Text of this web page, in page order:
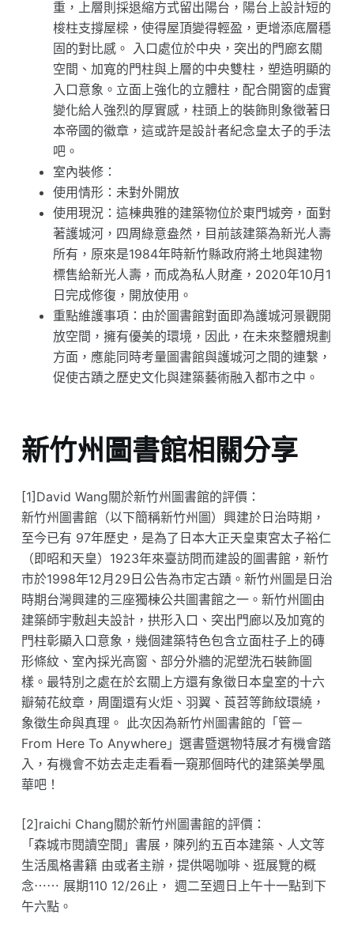
重，上層則採退縮方式留出陽台，陽台上設計短的
梭柱支撐屋樑，使得屋頂變得輕盈，更增添底層穩
固的對比感。 入口處位於中央，突出的門廊玄關
空間、加寬的門柱與上層的中央雙柱，塑造明顯的
入口意象。立面上強化的立體柱，配合開窗的虛實
變化給人強烈的厚實感，柱頭上的裝飾則象徵著日
本帝國的徽章，這或許是設計者紀念皇太子的手法
吧。
室內裝修：
使用情形：未對外開放
使用現況：這棟典雅的建築物位於東門城旁，面對
著護城河，四周綠意盎然，目前該建築為新光人壽
所有，原來是1984年時新竹縣政府將土地與建物
標售給新光人壽，而成為私人財產，2020年10月1
日完成修復，開放使用。
重點維護事項：由於圖書館對面即為護城河景觀開
放空間，擁有優美的環境，因此，在未來整體規劃
方面，應能同時考量圖書館與護城河之間的連繫，
促使古蹟之歷史文化與建築藝術融入都市之中。
新竹州圖書館相關分享
[1]David Wang關於新竹州圖書館的評價：
新竹州圖書館（以下簡稱新竹州圖）興建於日治時期，
至今已有 97年歷史，是為了日本大正天皇東宮太子裕仁
（即昭和天皇）1923年來臺訪問而建設的圖書館，新竹
市於1998年12月29日公告為市定古蹟。新竹州圖是日治
時期台灣興建的三座獨棟公共圖書館之一。新竹州圖由
建築師宇敷赳夫設計，拱形入口、突出門廊以及加寬的
門柱彰顯入口意象，幾個建築特色包含立面柱子上的磚
形條紋、室內採光高窗、部分外牆的泥塑洗石裝飾圖
樣。最特別之處在於玄關上方還有象徵日本皇室的十六
瓣菊花紋章，周圍還有火炬、羽翼、莨苕等飾紋環繞，
象徵生命與真理。 此次因為新竹州圖書館的「管－
From Here To Anywhere」選書暨選物特展才有機會踏
入，有機會不妨去走走看看一窺那個時代的建築美學風
華吧！
[2]raichi Chang關於新竹州圖書館的評價：
「森城市閱讀空間」書展，陳列約五百本建築、人文等
生活風格書籍 由或者主辦，提供喝咖啡、逛展覽的概
念⋯⋯ 展期110 12/26止， 週二至週日上午十一點到下
午六點。